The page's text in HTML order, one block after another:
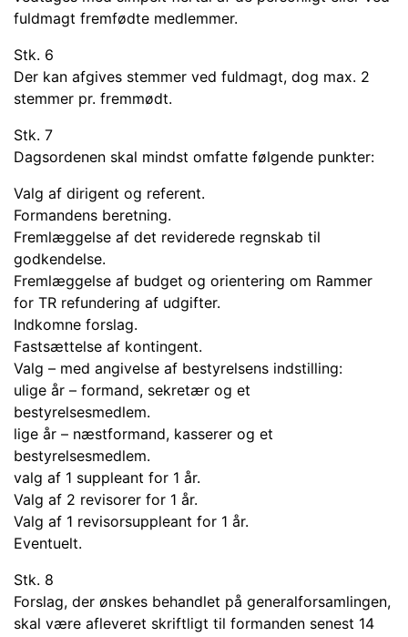
fuldmagt fremfødte medlemmer.
Stk. 6
Der kan afgives stemmer ved fuldmagt, dog max. 2
stemmer pr. fremmødt.
Stk. 7
Dagsordenen skal mindst omfatte følgende punkter:
Valg af dirigent og referent.
Formandens beretning.
Fremlæggelse af det reviderede regnskab til
godkendelse.
Fremlæggelse af budget og orientering om Rammer
for TR refundering af udgifter.
Indkomne forslag.
Fastsættelse af kontingent.
Valg – med angivelse af bestyrelsens indstilling:
ulige år – formand, sekretær og et
bestyrelsesmedlem.
lige år – næstformand, kasserer og et
bestyrelsesmedlem.
valg af 1 suppleant for 1 år.
Valg af 2 revisorer for 1 år.
Valg af 1 revisorsuppleant for 1 år.
Eventuelt.
Stk. 8
Forslag, der ønskes behandlet på generalforsamlingen,
skal være afleveret skriftligt til formanden senest 14